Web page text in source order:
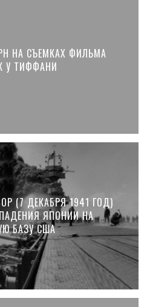
НА СЪЕМКАХ ФИЛЬМА
У ТИФФАНИ
(7 ДЕКАБРЯ 1941 ГОД)
ЯПОНИИ НА
БАЗУ США